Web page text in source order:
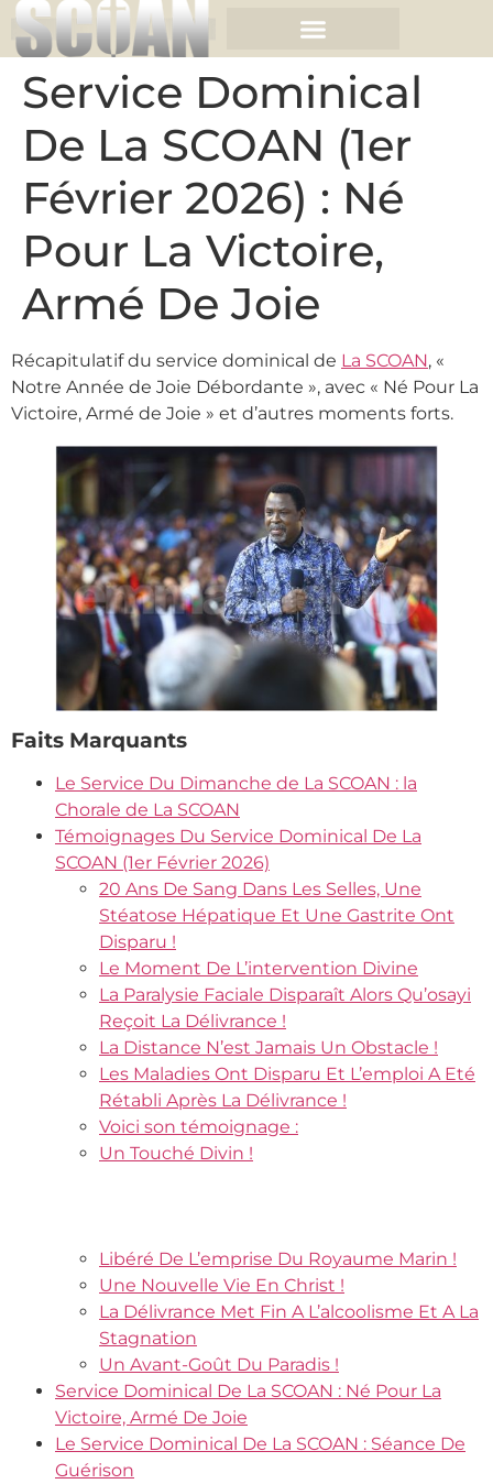
Service Dominical
De La SCOAN (1er
Février 2026) : Né
Pour La Victoire,
Armé De Joie
Récapitulatif du service dominical de La SCOAN, «
Notre Année de Joie Débordante », avec « Né Pour La
Victoire, Armé de Joie » et d’autres moments forts.
Faits Marquants
Le Service Du Dimanche de La SCOAN : la
Chorale de La SCOAN
Témoignages Du Service Dominical De La
SCOAN (1er Février 2026)
20 Ans De Sang Dans Les Selles, Une
Stéatose Hépatique Et Une Gastrite Ont
Disparu !
Le Moment De L’intervention Divine
La Paralysie Faciale Disparaît Alors Qu’osayi
Reçoit La Délivrance !
La Distance N’est Jamais Un Obstacle !
Les Maladies Ont Disparu Et L’emploi A Eté
Rétabli Après La Délivrance !
Voici son témoignage :
Un Touché Divin !
Libéré De L’emprise Du Royaume Marin !
Une Nouvelle Vie En Christ !
La Délivrance Met Fin A L’alcoolisme Et A La
Stagnation
Un Avant-Goût Du Paradis !
Service Dominical De La SCOAN : Né Pour La
Victoire, Armé De Joie
Le Service Dominical De La SCOAN : Séance De
Guérison